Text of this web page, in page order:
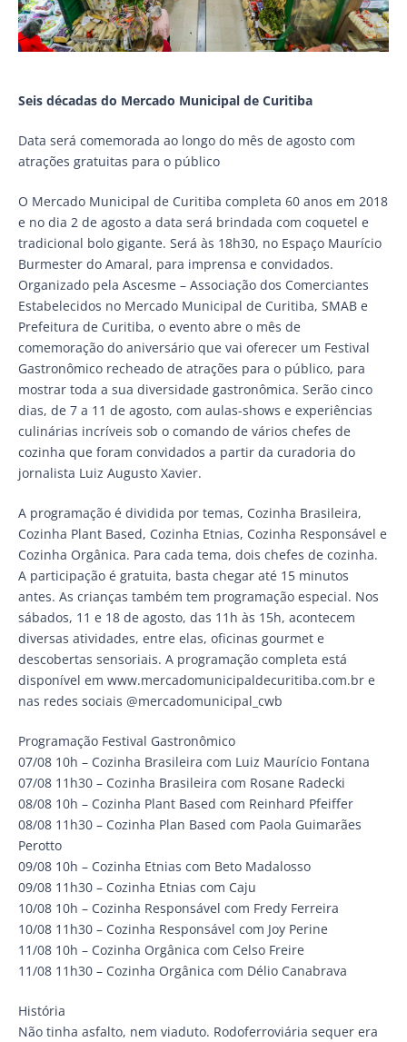
Seis décadas do Mercado Municipal de Curitiba
Data será comemorada ao longo do mês de agosto com
atrações gratuitas para o público
O Mercado Municipal de Curitiba completa 60 anos em 2018
e no dia 2 de agosto a data será brindada com coquetel e
tradicional bolo gigante. Será às 18h30, no Espaço Maurício
Burmester do Amaral, para imprensa e convidados.
Organizado pela Ascesme – Associação dos Comerciantes
Estabelecidos no Mercado Municipal de Curitiba, SMAB e
Prefeitura de Curitiba, o evento abre o mês de
comemoração do aniversário que vai oferecer um Festival
Gastronômico recheado de atrações para o público, para
mostrar toda a sua diversidade gastronômica. Serão cinco
dias, de 7 a 11 de agosto, com aulas-shows e experiências
culinárias incríveis sob o comando de vários chefes de
cozinha que foram convidados a partir da curadoria do
jornalista Luiz Augusto Xavier.
A programação é dividida por temas, Cozinha Brasileira,
Cozinha Plant Based, Cozinha Etnias, Cozinha Responsável e
Cozinha Orgânica. Para cada tema, dois chefes de cozinha.
A participação é gratuita, basta chegar até 15 minutos
antes. As crianças também tem programação especial. Nos
sábados, 11 e 18 de agosto, das 11h às 15h, acontecem
diversas atividades, entre elas, oficinas gourmet e
descobertas sensoriais. A programação completa está
disponível em www.mercadomunicipaldecuritiba.com.br e
nas redes sociais @mercadomunicipal_cwb
Programação Festival Gastronômico
07/08 10h – Cozinha Brasileira com Luiz Maurício Fontana
07/08 11h30 – Cozinha Brasileira com Rosane Radecki
08/08 10h – Cozinha Plant Based com Reinhard Pfeiffer
08/08 11h30 – Cozinha Plan Based com Paola Guimarães
Perotto
09/08 10h – Cozinha Etnias com Beto Madalosso
09/08 11h30 – Cozinha Etnias com Caju
10/08 10h – Cozinha Responsável com Fredy Ferreira
10/08 11h30 – Cozinha Responsável com Joy Perine
11/08 10h – Cozinha Orgânica com Celso Freire
11/08 11h30 – Cozinha Orgânica com Délio Canabrava
História
Não tinha asfalto, nem viaduto. Rodoferroviária sequer era